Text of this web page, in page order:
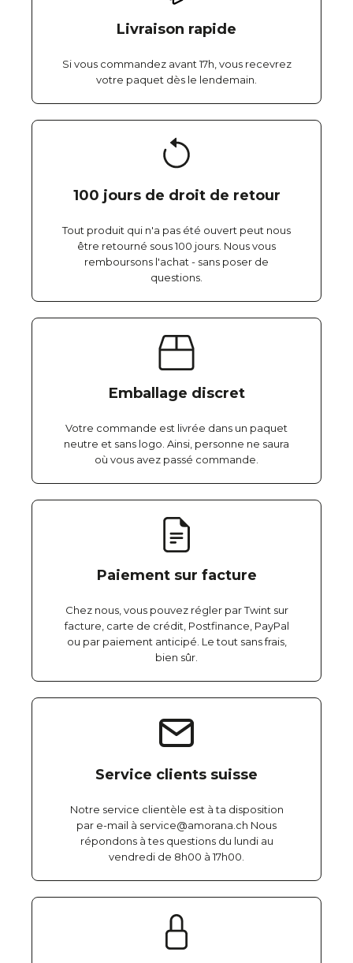
Livraison rapide
Si vous commandez avant 17h, vous recevrez
votre paquet dès le lendemain.
100 jours de droit de retour
Tout produit qui n'a pas été ouvert peut nous
être retourné sous 100 jours. Nous vous
remboursons l'achat - sans poser de
questions.
Emballage discret
Votre commande est livrée dans un paquet
neutre et sans logo. Ainsi, personne ne saura
où vous avez passé commande.
Paiement sur facture
Chez nous, vous pouvez régler par Twint sur
facture, carte de crédit, Postfinance, PayPal
ou par paiement anticipé. Le tout sans frais,
bien sûr.
Service clients suisse
Notre service clientèle est à ta disposition
par e-mail à service@amorana.ch Nous
répondons à tes questions du lundi au
vendredi de 8h00 à 17h00.